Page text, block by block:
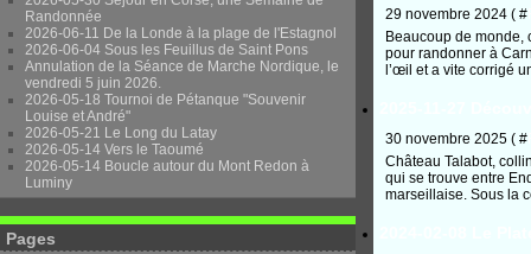
Randonnée
2026-06-11 De la Londe à la plage de l'Estagnol
2026-06-04 Sous les Feuillus de Saint Pons
Annulation de la Séance de Marche Nordique, le
vendredi 5 juin 2026.
2026-05-18 Tournoi de Pétanque "Souvenir
Louise et André"
2026-05-21 Le Long du Latay
2026-05-14 Vers le Taoumé
2026-05-14 Boucle autour du Mont Redon à
Luminy
Pages
29 novembre 2024 ( #
Beaucoup de monde,
pour randonner à
l’œil et a vite corrigé
30 novembre 2025 ( #
Château Talabot,
qui se trouve entre
marseillaise. Sous la